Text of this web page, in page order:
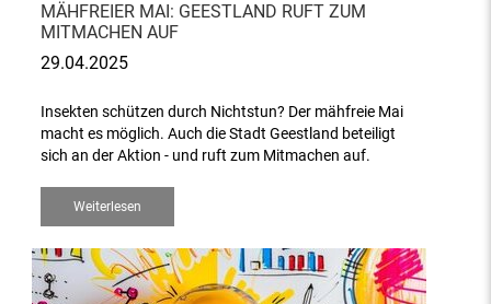
MÄHFREIER MAI: GEESTLAND RUFT ZUM
MITMACHEN AUF
29.04.2025
Insekten schützen durch Nichtstun? Der mähfreie Mai
macht es möglich. Auch die Stadt Geestland beteiligt
sich an der Aktion - und ruft zum Mitmachen auf.
Weiterlesen